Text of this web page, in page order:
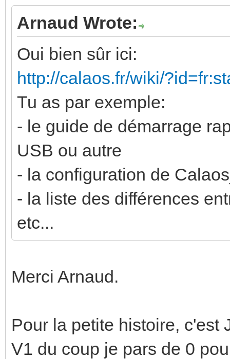
Arnaud Wrote:
Oui bien sûr ici:
http://calaos.fr/wiki/
Tu as par exemple:
- le guide de démarrage
USB ou autre
- la configuration de
- la liste des différences
etc...
Merci Arnaud.
Pour la petite histoire, c'est
V1 du coup je pars de 0